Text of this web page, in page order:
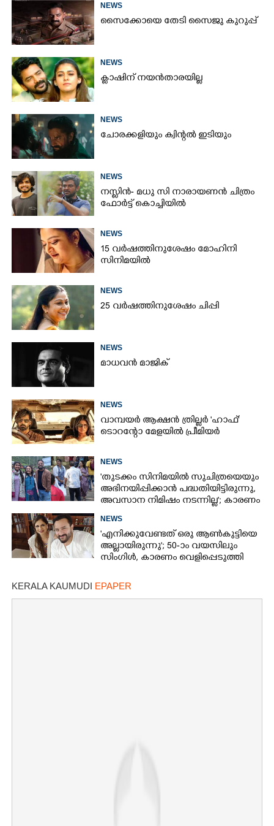
NEWS
സൈക്കോയെ തേടി സൈജു കുറുപ്പ്
NEWS
ക്ലാഷിന് നയൻതാരയില്ല
NEWS
ചോരക്കളിയും ക്വിന്റൽ ഇടിയും
NEWS
നസ്ലിൻ- മധു സി നാരായണൻ ചിത്രം
ഫോർട്ട് കൊച്ചിയിൽ
NEWS
15 വർഷത്തിനുശേഷം മോഹിനി
സിനിമയിൽ
NEWS
25 വർഷത്തിനുശേഷം ചിപ്പി
NEWS
മാധവൻ മാജിക്
NEWS
വാമ്പയർ ആക്ഷൻ ത്രില്ലർ 'ഹാഫ്'
ടൊറന്റോ മേളയിൽ പ്രീമിയർ
NEWS
'തുടക്കം സിനിമയിൽ സുചിത്രയെയും
അഭിനയിപ്പിക്കാൻ പദ്ധതിയിട്ടിരുന്നു,​
അവസാന നിമിഷം നടന്നില്ല'; കാരണം
NEWS
'എനിക്കുവേണ്ടത് ഒരു ആൺകുട്ടിയെ
അല്ലായിരുന്നു'; 50-ാം വയസിലും
സിംഗിൾ, കാരണം വെളിപ്പെടുത്തി
KERALA KAUMUDI EPAPER